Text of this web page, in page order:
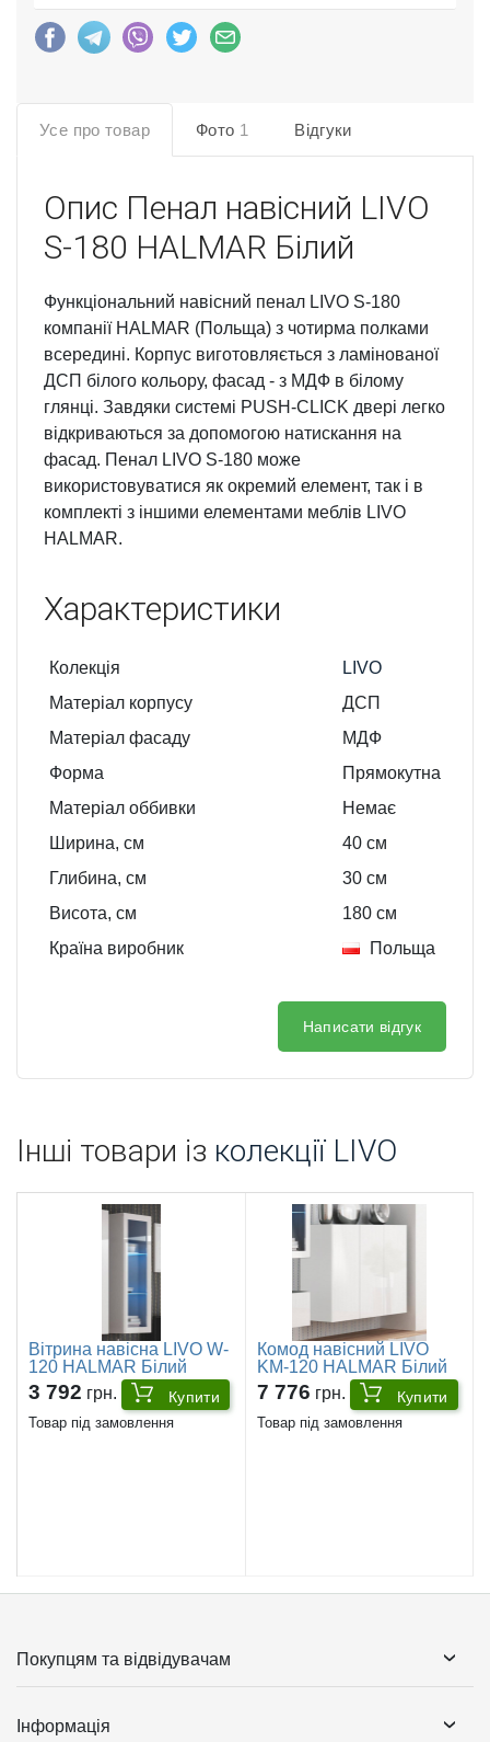
Усе про товар Фото 1 Відгуки
Опис Пенал навісний LIVO
S-180 HALMAR Білий
Функціональний навісний пенал LIVO S-180
компанії HALMAR (Польща) з чотирма полками
всередині. Корпус виготовляється з ламінованої
ДСП білого кольору, фасад - з МДФ в білому
глянці. Завдяки системі PUSH-CLICK двері легко
відкриваються за допомогою натискання на
фасад. Пенал LIVO S-180 може
використовуватися як окремий елемент, так і в
комплекті з іншими елементами меблів LIVO
HALMAR.
Характеристики
Колекція
LIVO
Матеріал корпусу
ДСП
Матеріал фасаду
МДФ
Форма
Прямокутна
Матеріал оббивки
Немає
Ширина, см
40 см
Глибина, см
30 см
Висота, см
180 см
Країна виробник
Польща
Написати відгук
Інші товари із колекції LIVO
Вітрина навісна LIVO W-
120 HALMAR Білий
3 792 грн. Купити
Товар під замовлення
Комод навісний LIVO
KM-120 HALMAR Білий
7 776 грн. Купити
Товар під замовлення
Покупцям та відвідувачам
Інформація